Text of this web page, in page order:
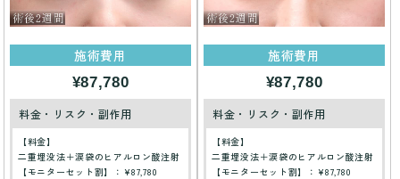
施術費用
¥87,780
料金・リスク・副作用
【料金】
二重埋没法＋涙袋のヒアルロン酸注射
【モニターセット割】：¥87,780
施術費用
¥87,780
料金・リスク・副作用
【料金】
二重埋没法＋涙袋のヒアルロン酸注射
【モニターセット割】：¥87,780